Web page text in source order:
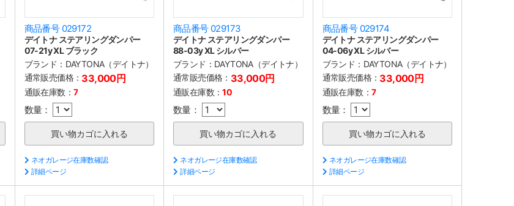
商品番号 029172
デイトナ ステアリングダンパー
07-21y XL ブラック
ブランド： DAYTONA（デイトナ）
通常販売価格： 33,000円
通販在庫数： 7
数量：
ネオガレージ在庫数確認
詳細ページ
商品番号 029173
デイトナ ステアリングダンパー
88-03y XL シルバー
ブランド： DAYTONA（デイトナ）
通常販売価格： 33,000円
通販在庫数：10
数量：
ネオガレージ在庫数確認
詳細ページ
商品番号 029174
デイトナ ステアリングダンパー
04-06y XL シルバー
ブランド： DAYTONA（デイトナ）
通常販売価格： 33,000円
通販在庫数： 7
数量：
ネオガレージ在庫数確認
詳細ページ